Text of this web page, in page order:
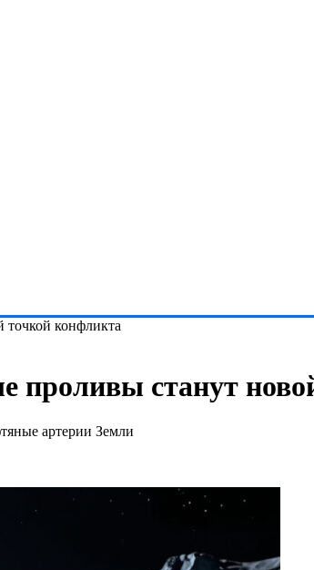
конфликта
проливы станут
артерии Земли